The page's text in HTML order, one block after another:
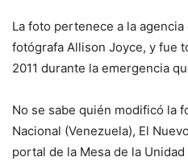
La foto pertenece a la
fotógrafa Allison Joyce, y fue
2011 durante la emergencia
No se sabe quién modificó la
Nacional (Venezuela), El
portal de la Mesa de la